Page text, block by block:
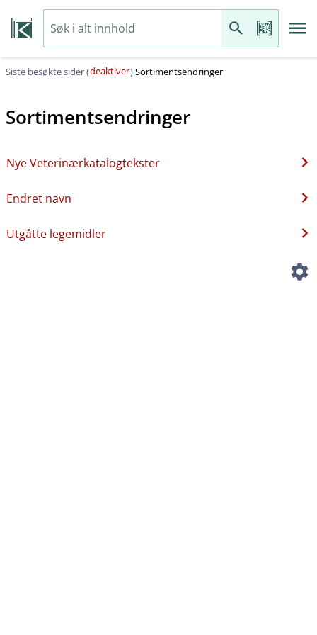
Siste besøkte sider (deaktiver)Sortimentsendringer
Sortimentsendringer
Nye Veterinærkatalogtekster
Endret navn
Utgåtte legemidler